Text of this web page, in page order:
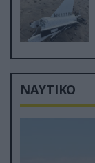
ΝΑΥΤΙΚΟ